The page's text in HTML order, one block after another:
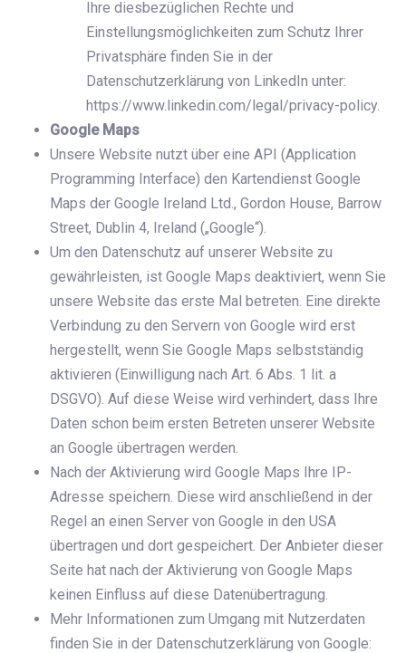
Ihre diesbezüglichen Rechte und
Einstellungsmöglichkeiten zum Schutz Ihrer
Privatsphäre finden Sie in der
Datenschutzerklärung von LinkedIn unter:
https://www.linkedin.com/legal/privacy-policy.
Google Maps
Unsere Website nutzt über eine API (Application
Programming Interface) den Kartendienst Google
Maps der Google Ireland Ltd., Gordon House, Barrow
Street, Dublin 4, Ireland („Google“).
Um den Datenschutz auf unserer Website zu
gewährleisten, ist Google Maps deaktiviert, wenn Sie
unsere Website das erste Mal betreten. Eine direkte
Verbindung zu den Servern von Google wird erst
hergestellt, wenn Sie Google Maps selbstständig
aktivieren (Einwilligung nach Art. 6 Abs. 1 lit. a
DSGVO). Auf diese Weise wird verhindert, dass Ihre
Daten schon beim ersten Betreten unserer Website
an Google übertragen werden.
Nach der Aktivierung wird Google Maps Ihre IP-
Adresse speichern. Diese wird anschließend in der
Regel an einen Server von Google in den USA
übertragen und dort gespeichert. Der Anbieter dieser
Seite hat nach der Aktivierung von Google Maps
keinen Einfluss auf diese Datenübertragung.
Mehr Informationen zum Umgang mit Nutzerdaten
finden Sie in der Datenschutzerklärung von Google: